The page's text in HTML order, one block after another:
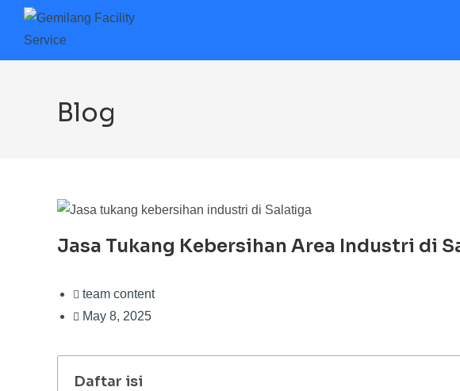
Blog
Jasa Tukang Kebersihan Area Industri di
team content
May 8, 2025
Daftar isi